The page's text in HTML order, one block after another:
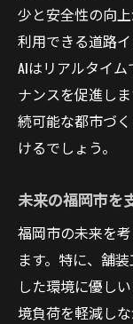
少と安全性の向
利用できる道路
AIはリアルタイ
ナンスを促進し
続可能な都市づ
けるでしょう。
未来の福岡市を
福岡市の未来を
ます。特に、舗
した環境に優し
境負荷を軽減し